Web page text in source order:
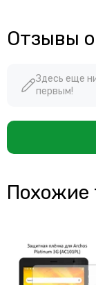
Отзывы
Здесь еще
первым!
Похожие